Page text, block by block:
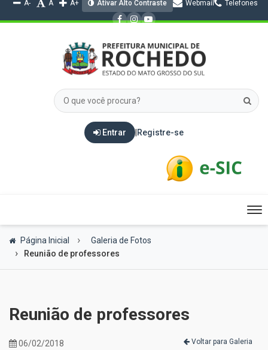
A- A A+ Ativar Alto Contraste Webmail Telefones
Entrar Registre-se
Página Inicial
Galeria de Fotos
Reunião de professores
Reunião de professores
06/02/2018 Voltar para Galeria